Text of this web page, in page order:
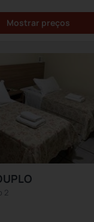
Mostrar preços
2